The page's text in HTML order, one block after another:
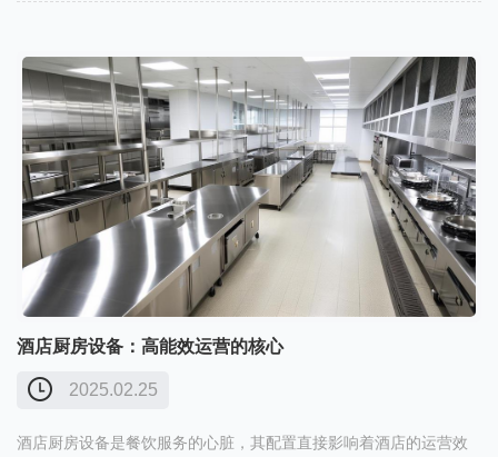
酒店厨房设备：高能效运营的核心
2025.02.25
酒店厨房设备是餐饮服务的心脏，其配置直接影响着酒店的运营效